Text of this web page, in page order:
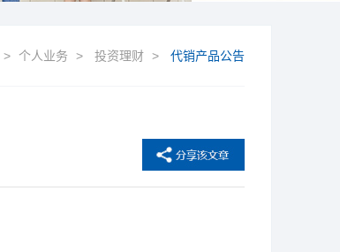
> 个人业务 > 投资理财 > 代销产品公告